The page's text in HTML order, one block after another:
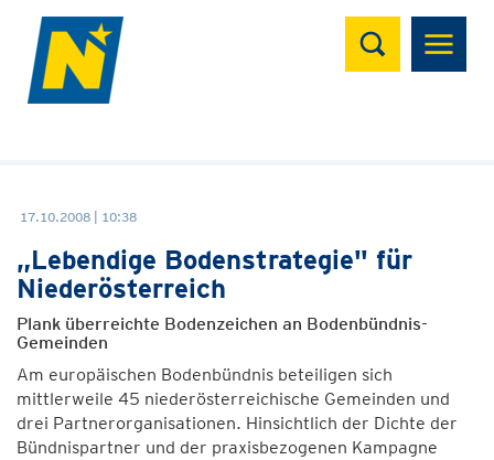
Suchen
17.10.2008 | 10:38
„Lebendige Bodenstrategie" für
Niederösterreich
Plank überreichte Bodenzeichen an Bodenbündnis-
Gemeinden
Am europäischen Bodenbündnis beteiligen sich
mittlerweile 45 niederösterreichische Gemeinden und
drei Partnerorganisationen. Hinsichtlich der Dichte der
Bündnispartner und der praxisbezogenen Kampagne